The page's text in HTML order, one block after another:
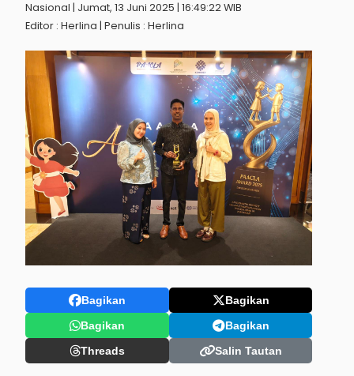
Nasional | Jumat, 13 Juni 2025 | 16:49:22 WIB
Editor : Herlina | Penulis : Herlina
Bagikan
Bagikan
Bagikan
Bagikan
Threads
Salin Tautan